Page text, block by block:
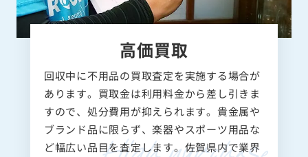
高価買取
回収中に不用品の買取査定を実施する場合が
あります。買取金は利用料金から差し引きま
すので、処分費用が抑えられます。貴金属や
ブランド品に限らず、楽器やスポーツ用品な
ど幅広い品目を査定します。佐賀県内で業界